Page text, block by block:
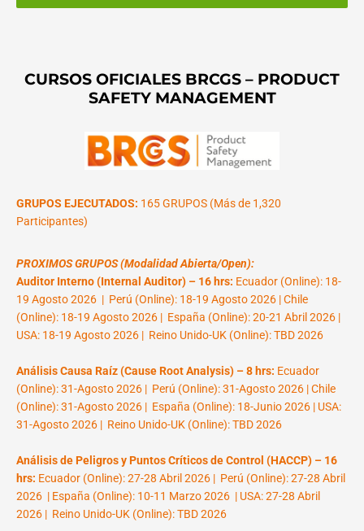
CURSOS OFICIALES BRCGS – PRODUCT
SAFETY MANAGEMENT
GRUPOS EJECUTADOS: 165 GRUPOS (Más de 1,320
Participantes)
PROXIMOS GRUPOS (Modalidad Abierta/Open):
Auditor Interno (Internal Auditor) – 16 hrs: Ecuador (Online): 18-
19 Agosto 2026 | Perú (Online): 18-19 Agosto 2026 | Chile
(Online): 18-19 Agosto 2026 | España (Online): 20-21 Abril 2026 |
USA: 18-19 Agosto 2026 | Reino Unido-UK (Online): TBD 2026
Análisis Causa Raíz (Cause Root Analysis) – 8 hrs: Ecuador
(Online): 31-Agosto 2026 | Perú (Online): 31-Agosto 2026 | Chile
(Online): 31-Agosto 2026 | España (Online): 18-Junio 2026 | USA:
31-Agosto 2026 | Reino Unido-UK (Online): TBD 2026
Análisis de Peligros y Puntos Críticos de Control (HACCP) – 16
hrs: Ecuador (Online): 27-28 Abril 2026 | Perú (Online): 27-28 Abril
2026 | España (Online): 10-11 Marzo 2026 | USA: 27-28 Abril
2026 | Reino Unido-UK (Online): TBD 2026